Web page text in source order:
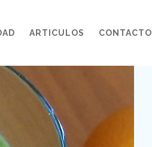
ARTICULOS CONTACTO